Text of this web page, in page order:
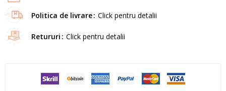
Politica de livrare Click pentru detalii
Retururi Click pentru detalii